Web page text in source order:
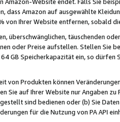
dass Amazon auf ausgewählte
von Ihrer Website entfernen, sobald
überschwänglichen, täuschenden
oder Preise aufstellen. Stellen Sie
GB Speicherkapazität ein, so dürfen
von Produkten können
Sie auf Ihrer Website nur Angaben
sind bedienen oder (b) Sie
für die Nutzung von PA API